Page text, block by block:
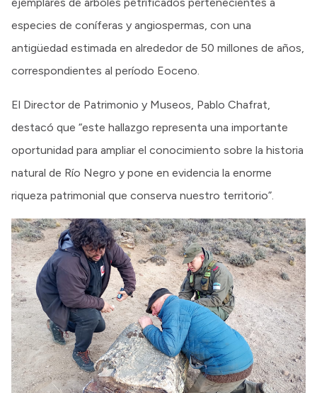
especies de coníferas y angiospermas, con una
antigüedad estimada en alrededor de 50 millones de años,
correspondientes al período Eoceno.
El Director de Patrimonio y Museos, Pablo Chafrat,
destacó que “este hallazgo representa una importante
oportunidad para ampliar el conocimiento sobre la historia
natural de Río Negro y pone en evidencia la enorme
riqueza patrimonial que conserva nuestro territorio”.